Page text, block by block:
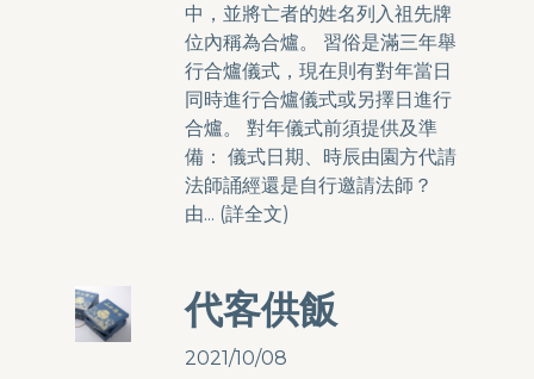
中，並將亡者的姓名列入祖先牌
位內稱為合爐。 習俗是滿三年舉
行合爐儀式，現在則有對年當日
同時進行合爐儀式或另擇日進行
合爐。 對年儀式前須提供及準
備： 儀式日期、時辰由園方代請
法師誦經還是自行邀請法師？
由... (詳全文)
代客供飯
2021/10/08